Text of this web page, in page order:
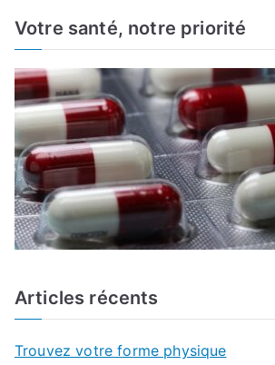
Votre santé, notre priorité
Articles récents
Trouvez votre forme physique